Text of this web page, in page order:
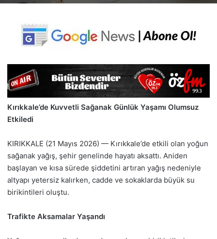
Kırıkkale’de Kuvvetli Sağanak Günlük Yaşamı Olumsuz
Etkiledi
KIRIKKALE (21 Mayıs 2026) — Kırıkkale’de etkili olan yoğun
sağanak yağış, şehir genelinde hayatı aksattı. Aniden
başlayan ve kısa sürede şiddetini artıran yağış nedeniyle
altyapı yetersiz kalırken, cadde ve sokaklarda büyük su
birikintileri oluştu.
Trafikte Aksamalar Yaşandı